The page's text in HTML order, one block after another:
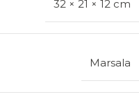
32 × 21 × 12 cm
Marsala